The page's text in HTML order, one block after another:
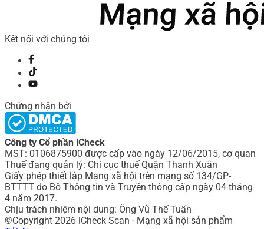
Kết nối với chúng tôi
Chứng nhận bởi
Công ty Cổ phần iCheck
MST: 0106875900 được cấp vào ngày 12/06/2015, cơ quan
Thuế đang quản lý: Chi cục thuế Quận Thanh Xuân
Giấy phép thiết lập Mạng xã hội trên mạng số 134/GP-
BTTTT do Bô Thông tin và Truyền thông cấp ngày 04 tháng
4 năm 2017.
Chịu trách nhiệm nội dung: Ông Vũ Thế Tuấn
©Copyright 2026 iCheck Scan - Mạng xã hội sản phẩm